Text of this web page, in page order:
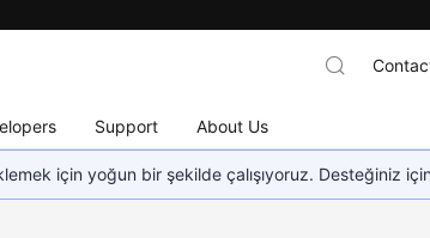
Support About Us
için yoğun bir şekilde çalışıyoruz. Desteğiniz